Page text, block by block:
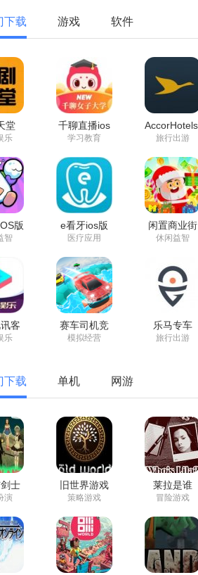
下载 游戏 软件
堂
版
乐
千聊直播ios
版
学习教育
版
旅行出游
版
智
e看牙ios版
医疗应用
闲置商业街
苹果版苹果
休闲益智
客
版
乐
赛车司机竞
技官方版苹
模拟经营
乐马专车
appios版
旅行出游
下载 单机 网游
士
演
旧世界游戏
策略游戏
莱拉是谁
冒险游戏